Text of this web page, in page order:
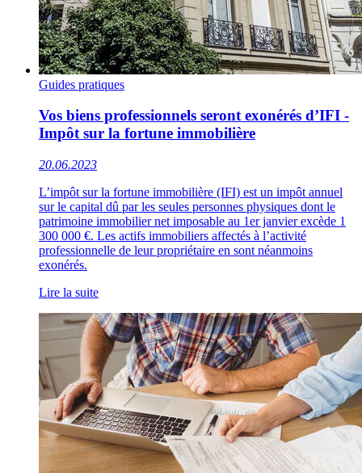
Guides pratiques
Vos biens professionnels seront exonérés d’IFI -
Impôt sur la fortune immobilière
20.06.2023
L’impôt sur la fortune immobilière (IFI) est un impôt annuel
sur le capital dû par les seules personnes physiques dont le
patrimoine immobilier net imposable au 1er janvier excède 1
300 000 €. Les actifs immobiliers affectés à l’activité
professionnelle de leur propriétaire en sont néanmoins
exonérés.
Lire la suite